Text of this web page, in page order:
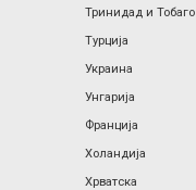
Тринидад и Тобаго
Турција
Украина
Унгарија
Франција
Холандија
Хрватска